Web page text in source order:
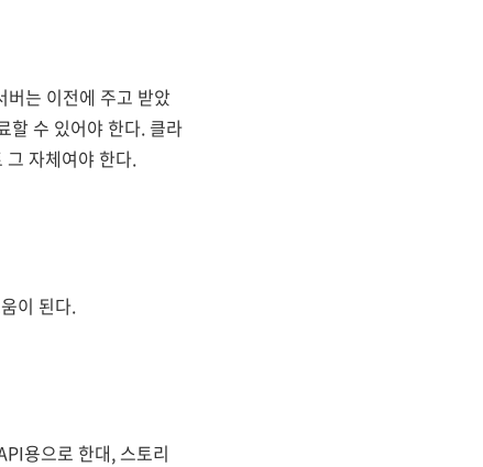
는 이전에 주고 받았
할 수 있어야 한다. 클라
그 자체여야 한다.
이 된다.
용으로 한대, 스토리